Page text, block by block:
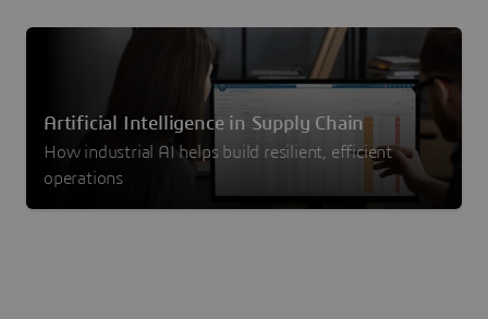
Artificial Intelligence in Supply Chain
How industrial AI helps build resilient, efficient
operations